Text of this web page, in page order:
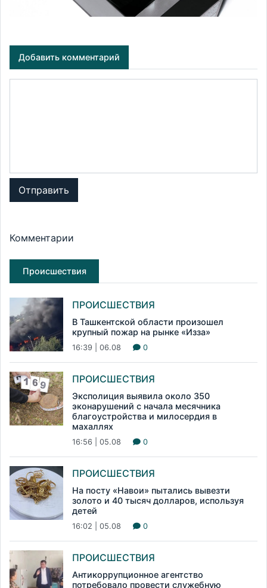
Добавить комментарий
Отправить
Комментарии
Происшествия
ПРОИСШЕСТВИЯ
В Ташкентской области произошел
крупный пожар на рынке «Изза»
16:39 | 06.08 0
ПРОИСШЕСТВИЯ
Эксполиция выявила около 350
эконарушений с начала месячника
благоустройства и милосердия в
махаллях
16:56 | 05.08 0
ПРОИСШЕСТВИЯ
На посту «Навои» пытались вывезти
золото и 40 тысяч долларов, используя
детей
16:02 | 05.08 0
ПРОИСШЕСТВИЯ
Антикоррупционное агентство
потребовало провести служебную